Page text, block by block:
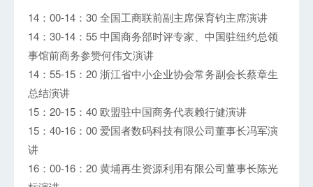
14：00-14：30 全国工商联前副主席保育钧主席演讲
14：30-14：55 中国商务部时评专家、中国驻纽约总领
事馆前商务参赞何伟文演讲
14：55-15：20 浙江省中小企业协会常务副会长蔡章生
总结演讲
15：20-15：40 欧盟驻中国商务代表赖行健演讲
15：40-16：00 爱国者数码科技有限公司董事长冯军演
讲
16：00-16：20 黄埔再生资源利用有限公司董事长陈光